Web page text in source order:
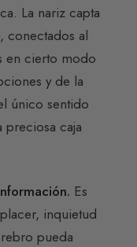
La nariz capta
conectados al
en cierto modo
y de la
único sentido
preciosa caja
Es
inquietud
pueda